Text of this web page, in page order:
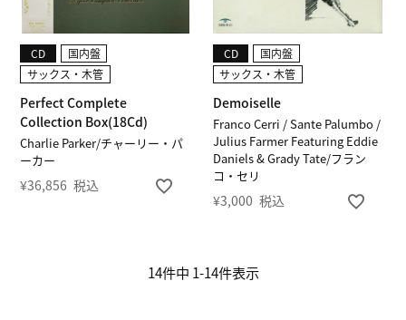
Charlie Parker/チャーリー・パ
ーカー
Perfect Complete
Collection Box(18Cd)
CD
国内盤
サックス・木管
¥36,856 税込
Franco Cerri / Sante Palumbo /
Julius Farmer Featuring Eddie
Daniels & Grady Tate/フラン
コ・セリ
Demoiselle
CD
国内盤
サックス・木管
¥3,000 税込
14件中 1-14件表示